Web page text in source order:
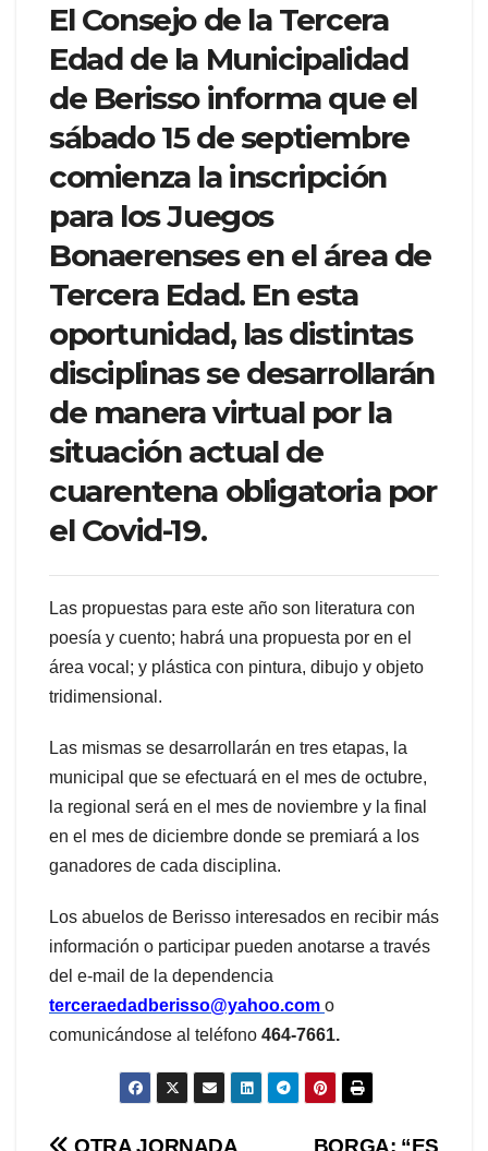
El Consejo de la Tercera
Edad de la Municipalidad
de Berisso informa que el
sábado 15 de septiembre
comienza la inscripción
para los Juegos
Bonaerenses en el área de
Tercera Edad. En esta
oportunidad, las distintas
disciplinas se desarrollarán
de manera virtual por la
situación actual de
cuarentena obligatoria por
el Covid-19.
Las propuestas para este año son literatura con
poesía y cuento; habrá una propuesta por en el
área vocal; y plástica con pintura, dibujo y objeto
tridimensional.
Las mismas se desarrollarán en tres etapas, la
municipal que se efectuará en el mes de octubre,
la regional será en el mes de noviembre y la final
en el mes de diciembre donde se premiará a los
ganadores de cada disciplina.
Los abuelos de Berisso interesados en recibir más
información o participar pueden anotarse a través
del e-mail de la dependencia
terceraedadberisso@yahoo.com o
comunicándose al teléfono 464-7661.
BORGA: “ES
OTRA JORNADA